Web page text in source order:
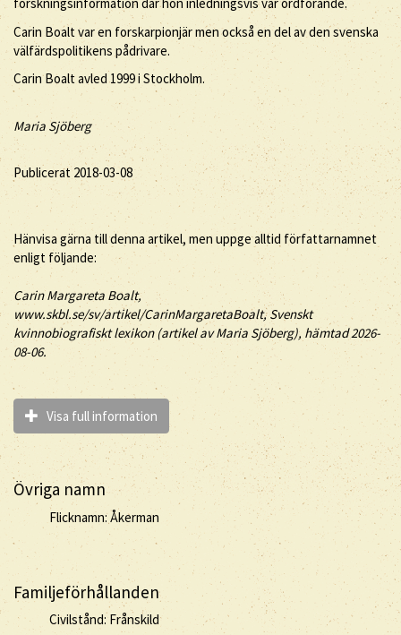
Carin Boalt var en forskarpionjär men också en del av den svenska
välfärdspolitikens pådrivare.
Carin Boalt avled 1999 i Stockholm.
Maria Sjöberg
Publicerat 2018-03-08
Hänvisa gärna till denna artikel, men uppge alltid författarnamnet
enligt följande:
CarinMargareta Boalt,
www.skbl.se/sv/artikel/CarinMargaretaBoalt, Svenskt
kvinnobiografiskt lexikon (artikel avMaria Sjöberg), hämtad 2026-
08-06.
Visa full information
Övriga namn
Flicknamn: Åkerman
Familjeförhållanden
Civilstånd: Frånskild